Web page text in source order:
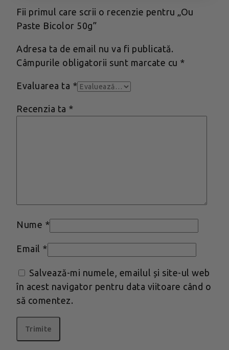
Fii primul care scrii o recenzie pentru „Ou
Paste Bicolor 50g”
Adresa ta de email nu va fi publicată.
Câmpurile obligatorii sunt marcate cu *
Evaluarea ta *
Recenzia ta *
Nume *
Email *
Salvează-mi numele, emailul și site-ul web
în acest navigator pentru data viitoare când o
să comentez.